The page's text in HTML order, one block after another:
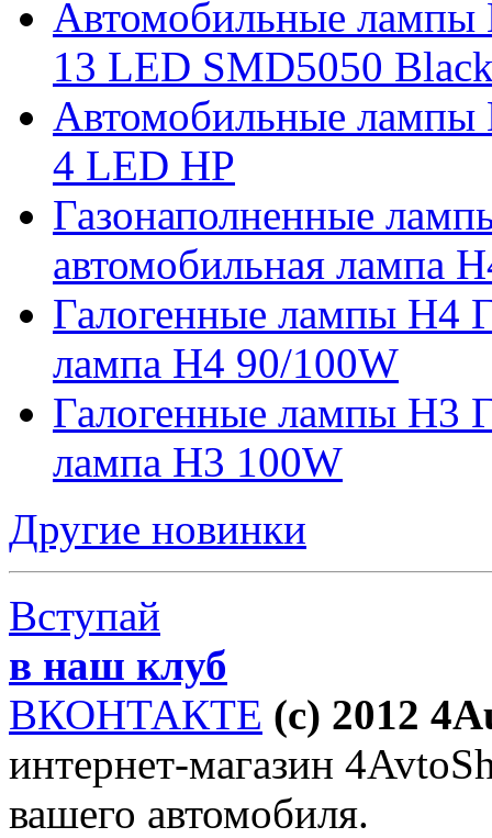
Автомобильные лампы
13 LED SMD5050
Автомобильные лампы
4 LED HP
Газонаполненные
автомобильная лампа
Галогенные лампы H4
лампа H4 90/100W
Галогенные лампы H3
лампа H3 100W
Другие новинки
Вступай
в наш клуб
ВКОНТАКТЕ (c) 2012
интернет-магазин
вашего автомобиля.